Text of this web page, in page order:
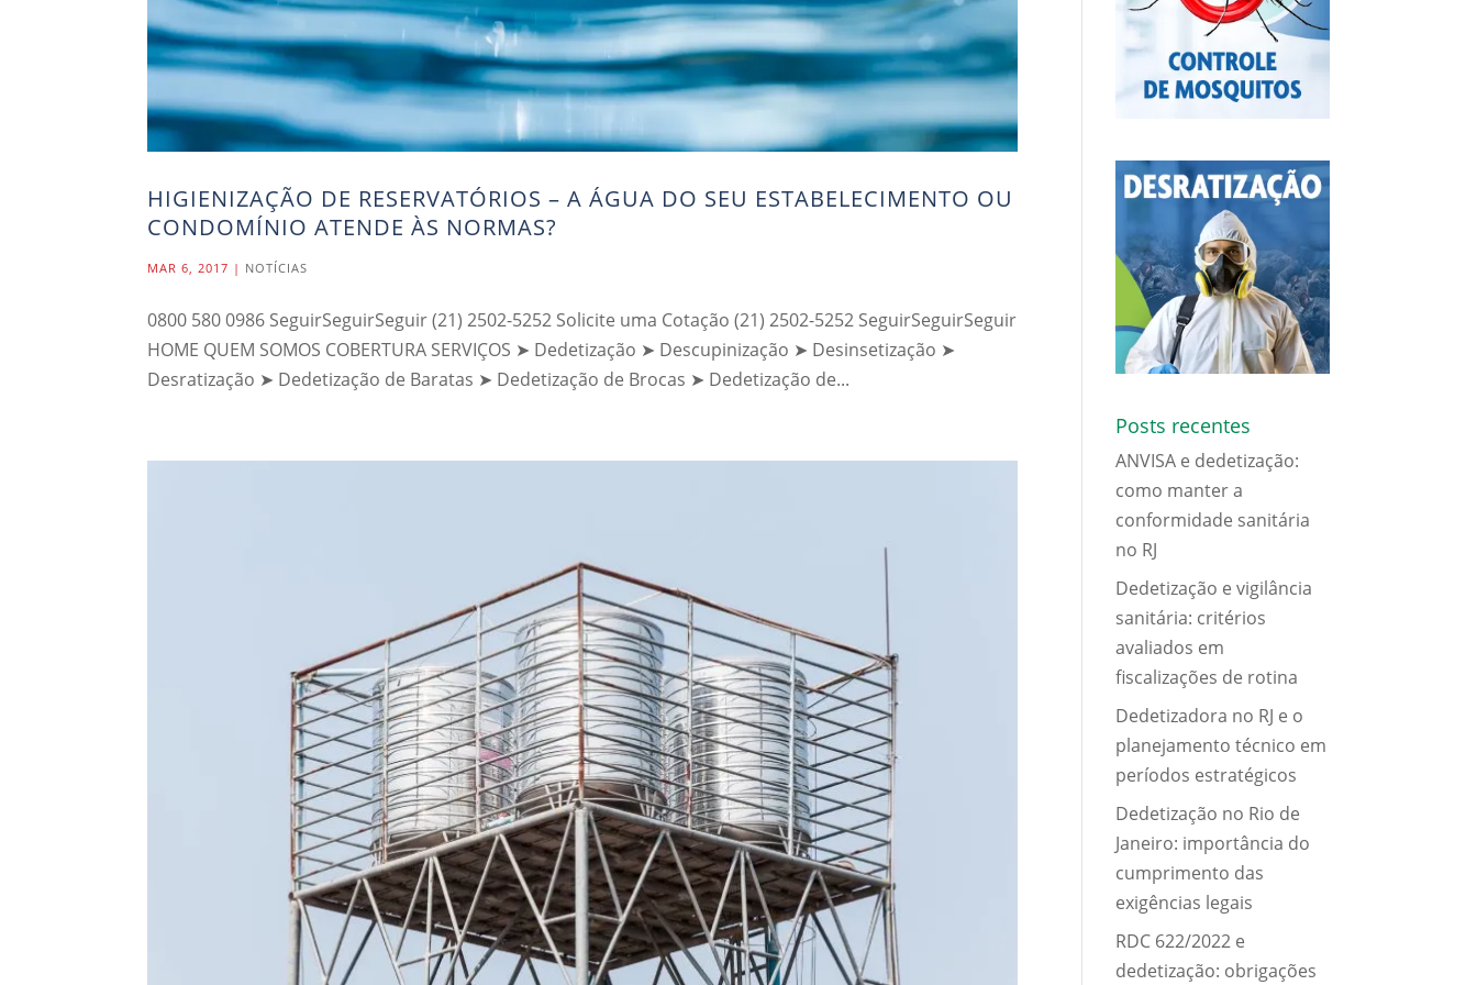
HIGIENIZAÇÃO DE RESERVATÓRIOS – A ÁGUA DO SEU ESTABELECIMENTO OU
CONDOMÍNIO ATENDE ÀS NORMAS?
MAR 6, 2017 | NOTÍCIAS
0800 580 0986 SeguirSeguirSeguir (21) 2502-5252 Solicite uma Cotação (21) 2502-5252 SeguirSeguirSeguir
HOME QUEM SOMOS COBERTURA SERVIÇOS ➤ Dedetização ➤ Descupinização ➤ Desinsetização ➤
Desratização ➤ Dedetização de Baratas ➤ Dedetização de Brocas ➤ Dedetização de...
Posts recentes
ANVISA e dedetização:
como manter a
conformidade sanitária
no RJ
Dedetização e vigilância
sanitária: critérios
avaliados em
fiscalizações de rotina
Dedetizadora no RJ e o
planejamento técnico em
períodos estratégicos
Dedetização no Rio de
Janeiro: importância do
cumprimento das
exigências legais
RDC 622/2022 e
dedetização: obrigações